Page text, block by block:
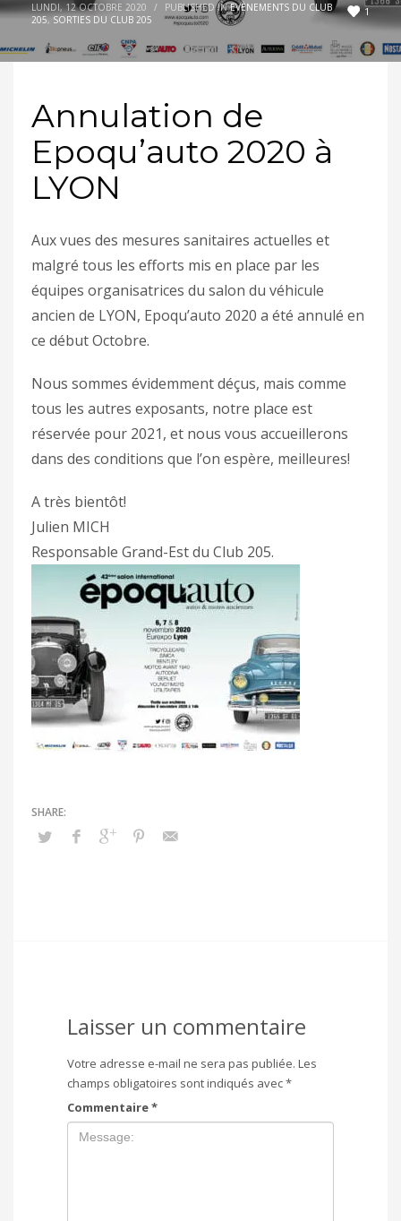
1
LUNDI, 12 OCTOBRE 2020 / PUBLISHED INEVÈNEMENTS DU CLUB
205, SORTIES DU CLUB 205
Annulation de
Epoqu’auto 2020 à
LYON
Aux vues des mesures sanitaires actuelles et
malgré tous les efforts mis en place par les
équipes organisatrices du salon du véhicule
ancien de LYON, Epoqu’auto 2020 a été annulé en
ce début Octobre.
Nous sommes évidemment déçus, mais comme
tous les autres exposants, notre place est
réservée pour 2021, et nous vous accueillerons
dans des conditions que l’on espère, meilleures!
A très bientôt!
Julien MICH
Responsable Grand-Est du Club 205.
Laisser un commentaire
Votre adresse e-mail ne sera pas publiée. Les
champs obligatoires sont indiqués avec*
Commentaire*